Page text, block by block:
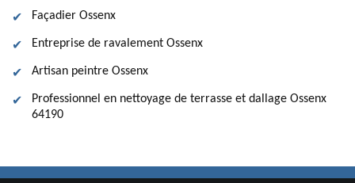
Façadier Ossenx
Entreprise de ravalement Ossenx
Artisan peintre Ossenx
Professionnel en nettoyage de terrasse et dallage Ossenx
64190